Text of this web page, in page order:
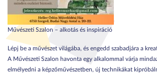
Művészeti Szalon – alkotás és inspiráció
Lépj be a művészet világába, és engedd szabadjára a
A Művészeti Szalon havonta egy alkalommal várja
elmélyedni a képzőművészetben, új technikákat